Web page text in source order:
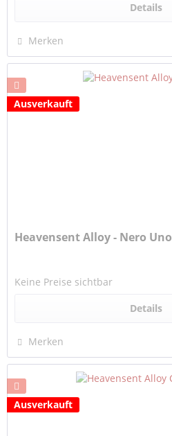
Details
Merken
Ausverkauft
Heavensent Alloy - Nero Uno
Keine Preise sichtbar
Details
Merken
Ausverkauft